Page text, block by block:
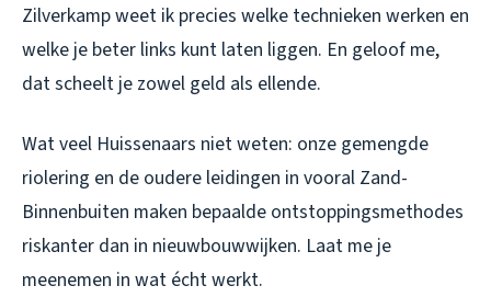
Zilverkamp weet ik precies welke technieken werken en
welke je beter links kunt laten liggen. En geloof me,
dat scheelt je zowel geld als ellende.
Wat veel Huissenaars niet weten: onze gemengde
riolering en de oudere leidingen in vooral Zand-
Binnenbuiten maken bepaalde ontstoppingsmethodes
riskanter dan in nieuwbouwwijken. Laat me je
meenemen in wat écht werkt.